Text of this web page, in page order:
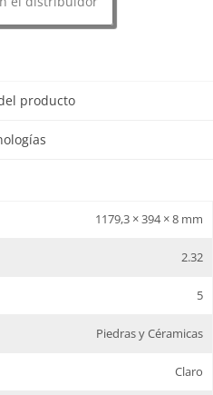
producto
1179,3 × 394 × 8 mm
2.32
5
Piedras y Céramicas
Claro